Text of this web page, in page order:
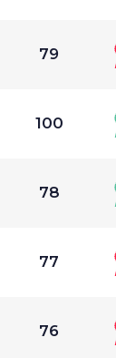
79
100
78
77
76